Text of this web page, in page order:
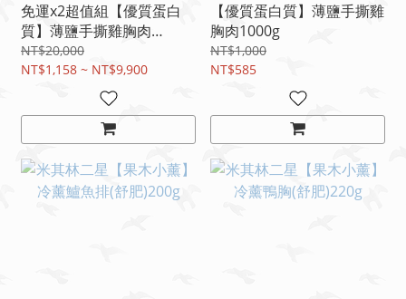
免運x2超值組【優質蛋白
質】薄鹽手撕雞胸肉
1000g/包
NT$20,000
NT$1,158 ~ NT$9,900
【優質蛋白質】薄鹽手撕雞
胸肉1000g
NT$1,000
NT$585